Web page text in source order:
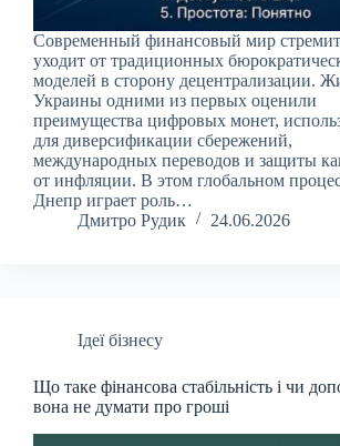
Современный финансовый мир
уходит от традиционных
моделей в сторону децентрализации.
Украины одними из первых оценили
преимущества цифровых монет,
для диверсификации сбережений,
международных переводов и защиты
от инфляции. В этом глобальном
Днепр играет роль…
Дмитро Рудик
24.06.2026
Ідеї бізнесу
Що таке фінансова стабільність і чи
вона не думати про гроші